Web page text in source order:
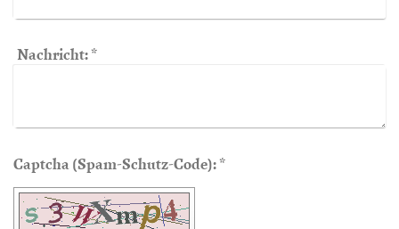
Nachricht:*
Captcha (Spam-Schutz-Code): *